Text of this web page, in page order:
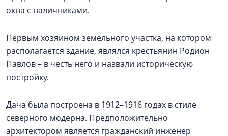
окна с наличниками.
Первым хозяином земельного участка, на котором
располагается здание, являлся крестьянин Родион
Павлов – в честь него и назвали историческую
постройку.
Дача была построена в 1912–1916 годах в стиле
северного модерна. Предположительно
архитектором является гражданский инженер